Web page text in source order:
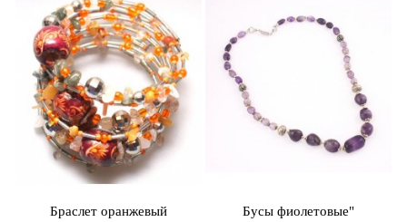
Браслет оранжевый
Бусы фиолетовые"